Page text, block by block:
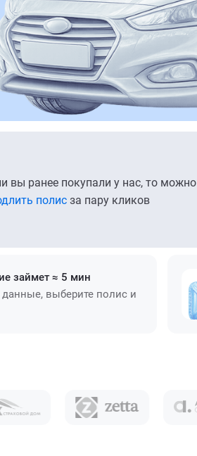
вы ранее покупали у нас, то можно
полис за пару кликов
займет ≈ 5 мин
выберите полис и